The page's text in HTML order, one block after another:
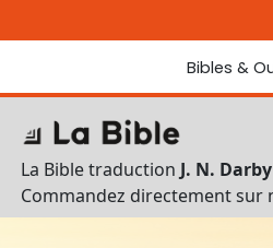
Bibles &
Bibles
Traduction J. N. Darby
Traduction J. N. Darby
Ancien Testament
La Bible traduction J. N.
Commandez directement sur